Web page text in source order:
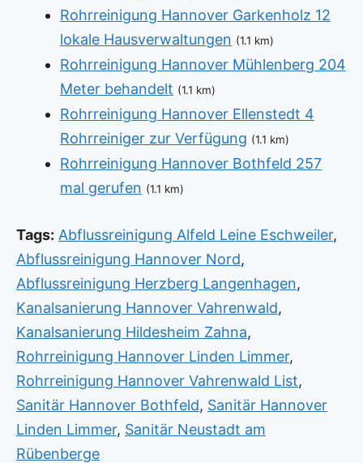
Rohrreinigung Hannover Garkenholz 12
lokale Hausverwaltungen (1.1 km)
Rohrreinigung Hannover Mühlenberg 204
Meter behandelt (1.1 km)
Rohrreinigung Hannover Ellenstedt 4
Rohrreiniger zur Verfügung (1.1 km)
Rohrreinigung Hannover Bothfeld 257
mal gerufen (1.1 km)
Tags: Abflussreinigung Alfeld Leine Eschweiler,
Abflussreinigung Hannover Nord,
Abflussreinigung Herzberg Langenhagen,
Kanalsanierung Hannover Vahrenwald,
Kanalsanierung Hildesheim Zahna,
Rohrreinigung Hannover Linden Limmer,
Rohrreinigung Hannover Vahrenwald List,
Sanitär Hannover Bothfeld, Sanitär Hannover
Linden Limmer, Sanitär Neustadt am
Rübenberge